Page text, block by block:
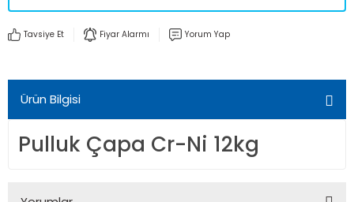
Tavsiye Et Fiyar Alarmı Yorum Yap
Ürün Bilgisi
Pulluk Çapa Cr-Ni 12kg